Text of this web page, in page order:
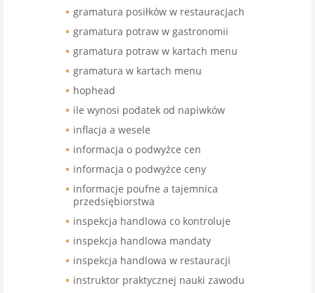
gramatura posiłków w restauracjach
gramatura potraw w gastronomii
gramatura potraw w kartach menu
gramatura w kartach menu
hophead
ile wynosi podatek od napiwków
inflacja a wesele
informacja o podwyżce cen
informacja o podwyżce ceny
informacje poufne a tajemnica
przedsiębiorstwa
inspekcja handlowa co kontroluje
inspekcja handlowa mandaty
inspekcja handlowa w restauracji
instruktor praktycznej nauki zawodu